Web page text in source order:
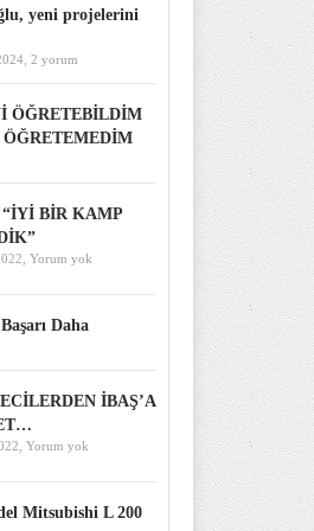
yeni projelerini
2 yorum
ÖĞRETEBİLDİM
ÖĞRETEMEDİM
BİR KAMP
Yorum yok
Daha
İBAŞ’A
Yorum yok
Mitsubishi L 200